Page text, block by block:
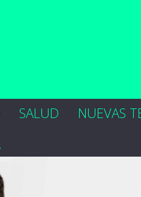
SALUD NUEVAS